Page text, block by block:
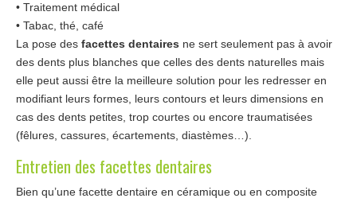
• Traitement médical
• Tabac, thé, café
La pose des facettes dentaires ne sert seulement pas à avoir
des dents plus blanches que celles des dents naturelles mais
elle peut aussi être la meilleure solution pour les redresser en
modifiant leurs formes, leurs contours et leurs dimensions en
cas des dents petites, trop courtes ou encore traumatisées
(fêlures, cassures, écartements, diastèmes…).
Entretien des facettes dentaires
Bien qu’une facette dentaire en céramique ou en composite